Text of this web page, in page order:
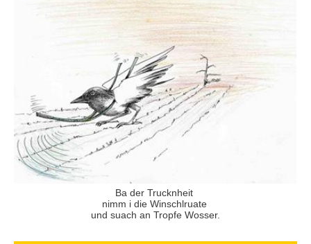
Ba der Trucknheit
nimm i die Winschlruate
und suach an Tropfe Wosser.